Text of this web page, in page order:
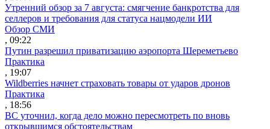
Утренний обзор за 7 августа: смягчение банкротства для
селлеров и требования для статуса нацмодели ИИ
Обзор СМИ
, 09:22
Путин разрешил приватизацию аэропорта Шереметьево
Практика
, 19:07
Wildberries начнет страховать товары от ударов дронов
Практика
, 18:56
ВС уточнил, когда дело можно пересмотреть по вновь
открывшимся обстоятельствам